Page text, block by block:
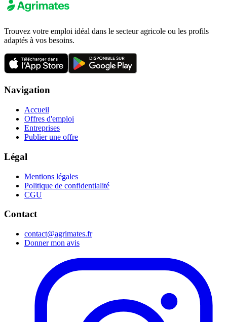
Trouvez votre emploi idéal dans le secteur agricole ou les profils
adaptés à vos besoins.
Navigation
Accueil
Offres d'emploi
Entreprises
Publier une offre
Légal
Mentions légales
Politique de confidentialité
CGU
Contact
contact@agrimates.fr
Donner mon avis